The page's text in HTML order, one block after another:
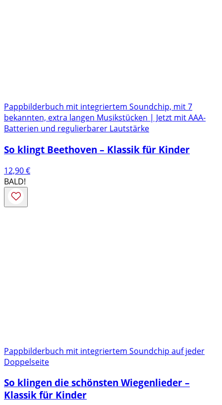
Pappbilderbuch mit integriertem Soundchip, mit 7
bekannten, extra langen Musikstücken | Jetzt mit AAA-
Batterien und regulierbarer Lautstärke
So klingt Beethoven – Klassik für Kinder
12,90€
BALD!
Pappbilderbuch mit integriertem Soundchip auf jeder
Doppelseite
So klingen die schönsten Wiegenlieder –
Klassik für Kinder